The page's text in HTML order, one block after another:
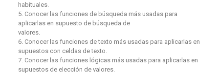
habituales.
5. Conocer las funciones de búsqueda más usadas para
aplicarlas en supuesto de búsqueda de
valores.
6. Conocer las funciones de texto más usadas para aplicarlas en
supuestos con celdas de texto.
7. Conocer las funciones lógicas más usadas para aplicarlas en
supuestos de elección de valores.